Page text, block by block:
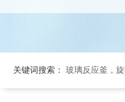
关键词搜索： 玻璃反应釜，旋转蒸发